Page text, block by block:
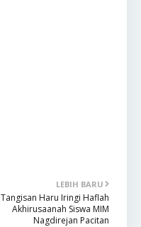
LEBIH BARU
Tangisan Haru Iringi Haflah
Akhirusaanah Siswa MIM
Nagdirejan Pacitan